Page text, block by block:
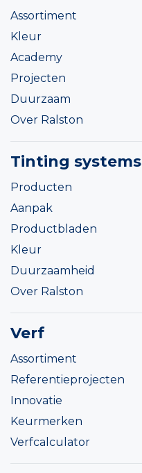
Assortiment
Kleur
Academy
Projecten
Duurzaam
Over Ralston
Tinting systems
Producten
Aanpak
Productbladen
Kleur
Duurzaamheid
Over Ralston
Verf
Assortiment
Referentieprojecten
Innovatie
Keurmerken
Verfcalculator